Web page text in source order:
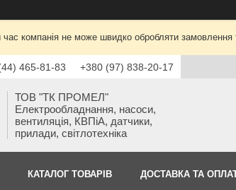
час компанія не може швидко обробляти замовлення
465-81-83 +380 (97) 838-20-17
ТОВ "ТК ПРОМЕЛ"
Електрообладнання, насоси,
вентиляція, КВПіА, датчики,
прилади, світлотехніка
КАТАЛОГ ТОВАРІВ ДОСТАВКА ТА